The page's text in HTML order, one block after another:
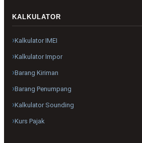
KALKULATOR
Kalkulator IMEI
Kalkulator Impor
Barang Kiriman
Barang Penumpang
Kalkulator Sounding
Kurs Pajak